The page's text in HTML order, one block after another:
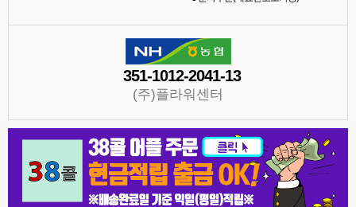
351-1012-2041-13
(주)플라워센터